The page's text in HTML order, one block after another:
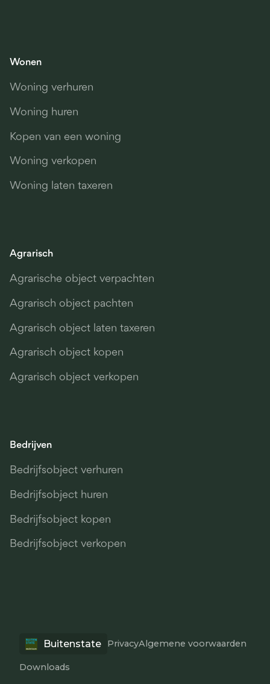
Wonen
Woning verhuren
Woning huren
Kopen van een woning
Woning verkopen
Woning laten taxeren
Agrarisch
Agrarische object verpachten
Agrarisch object pachten
Agrarisch object laten taxeren
Agrarisch object kopen
Agrarisch object verkopen
Bedrijven
Bedrijfsobject verhuren
Bedrijfsobject huren
Bedrijfsobject kopen
Bedrijfsobject verkopen
Buitenstate PrivacyAlgemene voorwaarden
Downloads